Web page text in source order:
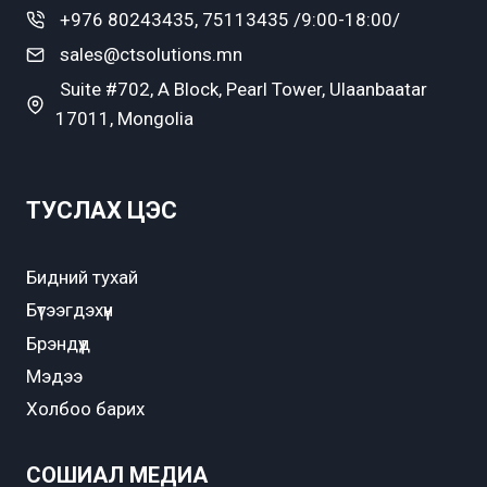
+976 80243435, 75113435 /9:00-18:00/
sales@ctsolutions.mn
Suite #702, A Block, Pearl Tower, Ulaanbaatar
17011, Mongolia
ТУСЛАХ ЦЭС
Бидний тухай
Бүтээгдэхүүн
Брэндүүд
Мэдээ
Холбоо барих
СОШИАЛ МЕДИА